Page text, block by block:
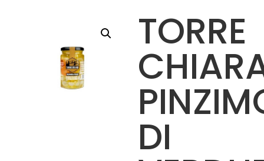
TORRE
DI